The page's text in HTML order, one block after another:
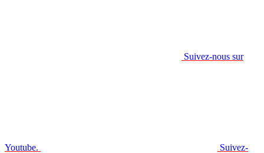
Suivez-nous sur
Youtube. Suivez-